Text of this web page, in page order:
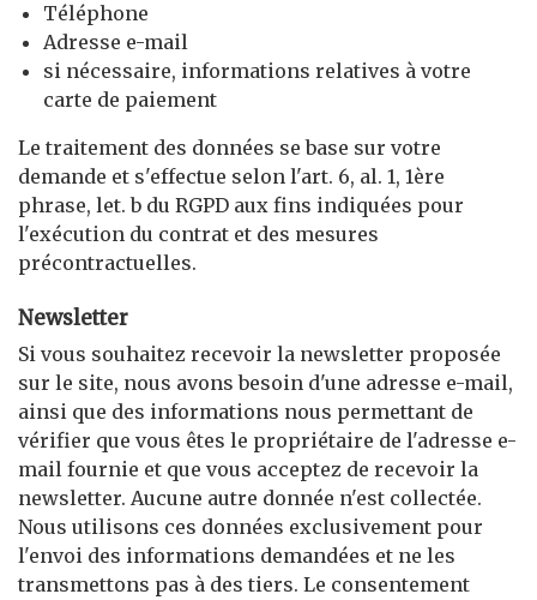
Téléphone
Adresse e-mail
si nécessaire, informations relatives à votre
carte de paiement
Le traitement des données se base sur votre
demande et s'effectue selon l'art. 6, al. 1, 1ère
phrase, let. b du RGPD aux fins indiquées pour
l'exécution du contrat et des mesures
précontractuelles.
Newsletter
Si vous souhaitez recevoir la newsletter proposée
sur le site, nous avons besoin d'une adresse e-mail,
ainsi que des informations nous permettant de
vérifier que vous êtes le propriétaire de l'adresse e-
mail fournie et que vous acceptez de recevoir la
newsletter. Aucune autre donnée n'est collectée.
Nous utilisons ces données exclusivement pour
l'envoi des informations demandées et ne les
transmettons pas à des tiers. Le consentement